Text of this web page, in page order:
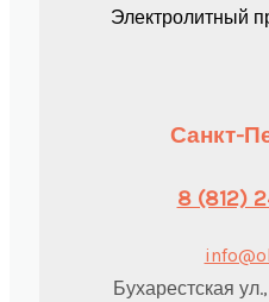
Электролитный
Санкт-
8 (812)
Бухарестская